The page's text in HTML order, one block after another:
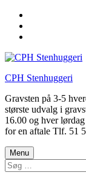
content
footer
CPH Stenhuggeri
Gravsten på 3-5
største udvalg i
16.00 og hver
for en aftale Tlf. 51
Menu
Søg
efter: